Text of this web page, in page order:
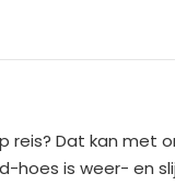
Dat kan met
hoes is weer- en